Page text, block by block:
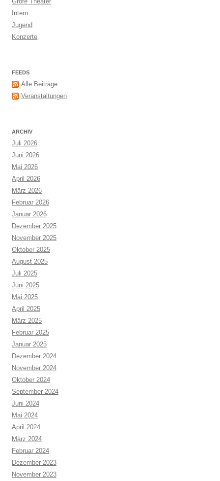
Intern
Jugend
Konzerte
FEEDS
Alle Beiträge
Veranstaltungen
ARCHIV
Juli 2026
Juni 2026
Mai 2026
April 2026
März 2026
Februar 2026
Januar 2026
Dezember 2025
November 2025
Oktober 2025
August 2025
Juli 2025
Juni 2025
Mai 2025
April 2025
März 2025
Februar 2025
Januar 2025
Dezember 2024
November 2024
Oktober 2024
September 2024
Juni 2024
Mai 2024
April 2024
März 2024
Februar 2024
Dezember 2023
November 2023